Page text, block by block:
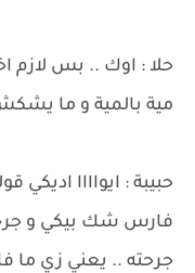
حلا : اوك .. بس لازم
مية بالمية و ما يشكش
حبيبة : ايواااا اديكي
فارس شك بيكي و
جرحته .. يعني زي ما